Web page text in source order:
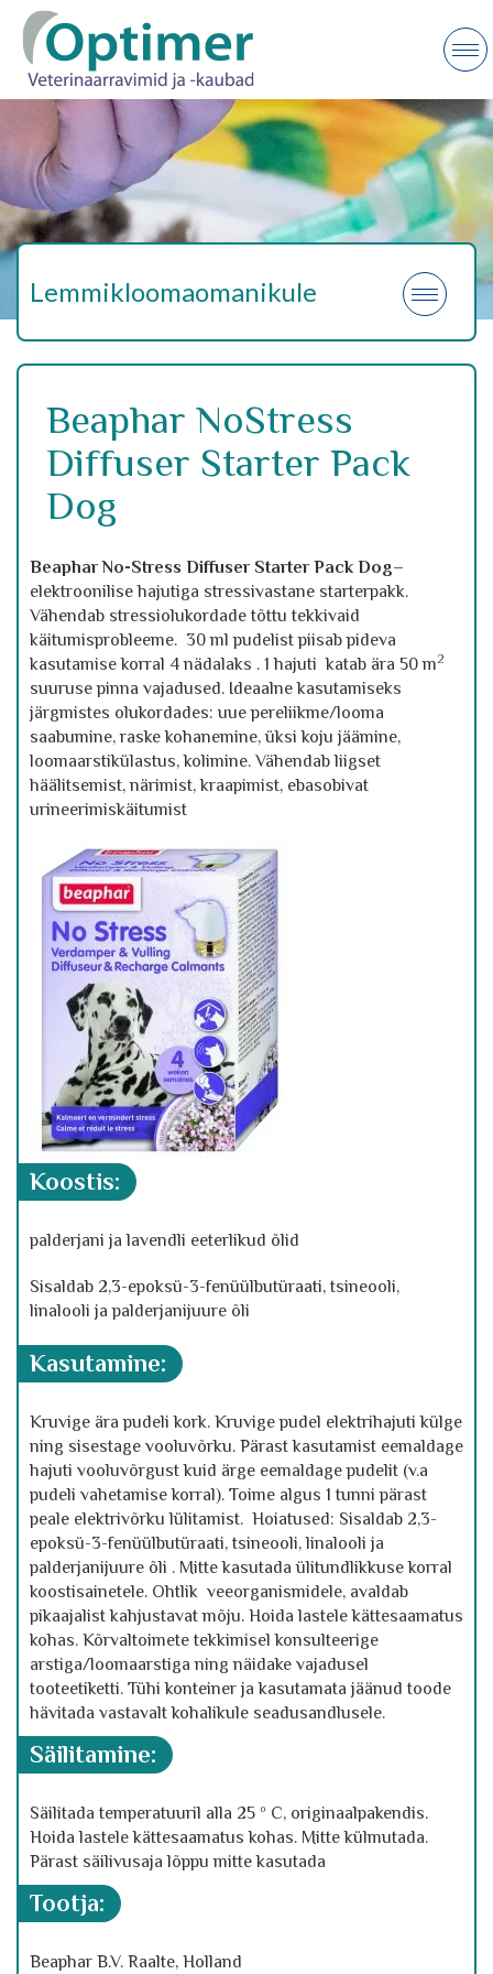
Lemmikloomaomanikule
Beaphar NoStress
Diffuser Starter Pack
Dog
Beaphar No-Stress Diffuser Starter Pack Dog–
elektroonilise hajutiga stressivastane starterpakk.
Vähendab stressiolukordade tõttu tekkivaid
käitumisprobleeme. 30 ml pudelist piisab pideva
kasutamise korral 4 nädalaks . 1 hajuti katab ära 50 m2
suuruse pinna vajadused. Ideaalne kasutamiseks
järgmistes olukordades: uue pereliikme/looma
saabumine, raske kohanemine, üksi koju jäämine,
loomaarstikülastus, kolimine. Vähendab liigset
häälitsemist, närimist, kraapimist, ebasobivat
urineerimiskäitumist
koostis:
palderjani ja lavendli eeterlikud õlid
Sisaldab 2,3-epoksü-3-fenüülbutüraati, tsineooli,
linalooli ja palderjanijuure õli
kasutamine:
Kruvige ära pudeli kork. Kruvige pudel elektrihajuti külge
ning sisestage vooluvõrku. Pärast kasutamist eemaldage
hajuti vooluvõrgust kuid ärge eemaldage pudelit (v.a
pudeli vahetamise korral). Toime algus 1 tunni pärast
peale elektrivõrku lülitamist. Hoiatused: Sisaldab 2,3-
epoksü-3-fenüülbutüraati, tsineooli, linalooli ja
palderjanijuure õli . Mitte kasutada ülitundlikkuse korral
koostisainetele. Ohtlik veeorganismidele, avaldab
pikaajalist kahjustavat mõju. Hoida lastele kättesaamatus
kohas. Kõrvaltoimete tekkimisel konsulteerige
arstiga/loomaarstiga ning näidake vajadusel
tooteetiketti. Tühi konteiner ja kasutamata jäänud toode
hävitada vastavalt kohalikule seadusandlusele.
säilitamine:
Säilitada temperatuuril alla 25 º C, originaalpakendis.
Hoida lastele kättesaamatus kohas. Mitte külmutada.
Pärast säilivusaja lõppu mitte kasutada
tootja:
Beaphar B.V. Raalte, Holland